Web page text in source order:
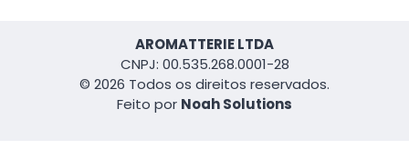
AROMATTERIE LTDA
CNPJ: 00.535.268.0001-28
© 2026 Todos os direitos reservados.
Feito por Noah Solutions